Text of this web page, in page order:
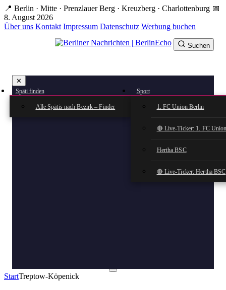
Zum
Hauptinhalt
springen
📍 Berlin · Mitte · Prenzlauer Berg · Kreuzberg · Charlottenburg 📅
8. August 2026
Über uns Kontakt Impressum Datenschutz Werbung buchen
✕
Späti finden
Alle Spätis nach Bezirk – Finder
Sport
1. FC Union Berlin
🔴 Live-Ticker: 1. FC
Hertha BSC
🔴 Live-Ticker: Hertha BSC
Suchen
StartTreptow-Köpenick